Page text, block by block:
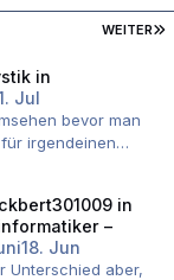
WEITER
in
Jul
bevor man
irgendeinen
in
–
18. Jun
Unterschied aber,